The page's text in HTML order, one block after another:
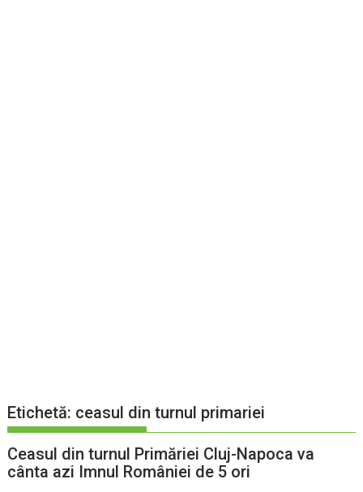
Etichetă: ceasul din turnul primariei
Ceasul din turnul Primăriei Cluj-Napoca va
cânta azi Imnul României de 5 ori